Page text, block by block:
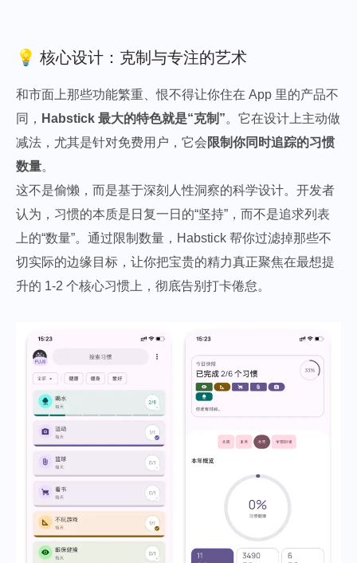
💡 核心设计：克制与专注的艺术
和市面上那些功能繁重、恨不得让你住在 App 里的产品不
同， Habstick 最大的特色就是“克制”。它在设计上主动做
减法，尤其是针对免费用户，它会限制你同时追踪的习惯
数量。
这不是偷懒，而是基于深刻人性洞察的科学设计。开发者
认为，习惯的本质是日复一日的“坚持”，而不是追求列表
上的“数量”。通过限制数量，Habstick 帮你过滤掉那些不
切实际的边缘目标，让你把宝贵的精力真正聚焦在最想提
升的 1-2 个核心习惯上，彻底告别打卡倦怠。